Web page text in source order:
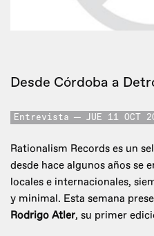
Desde Córdoba a
Entrevista JUE 11 OCT
Rationalism Records es un
desde hace algunos años se
locales e internacionales,
y minimal. Esta semana
Rodrigo Atler, su primer